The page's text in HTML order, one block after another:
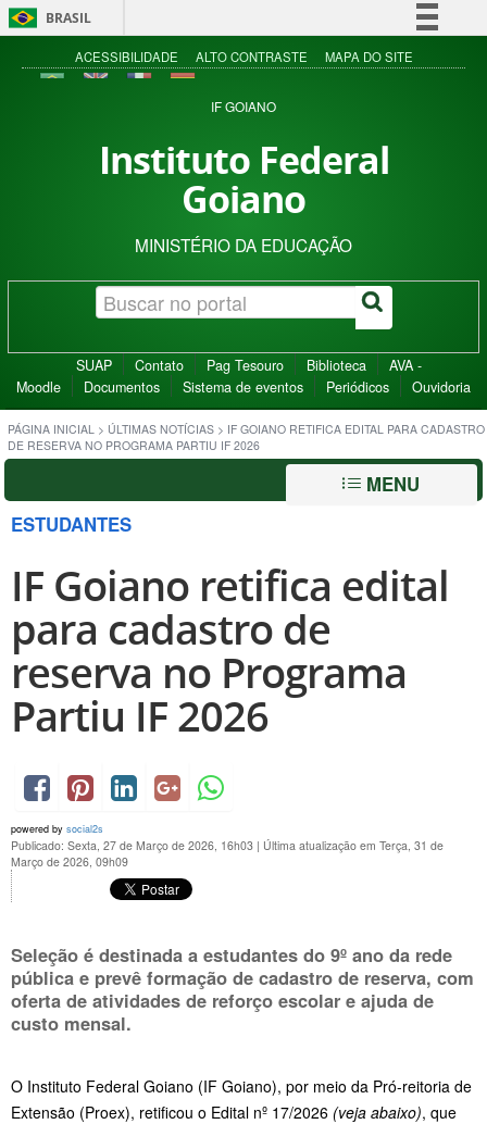
BRASIL
Simplifique!
Acesso à informação
ACESSIBILIDADE ALTO CONTRASTE MAPA DO SITE
IF GOIANO
Instituto Federal
Goiano
MINISTÉRIO DA EDUCAÇÃO
SUAP Contato Pag Tesouro Biblioteca
AVA -
Moodle
Documentos Sistema de eventos Periódicos Ouvidoria
PÁGINA INICIAL > ÚLTIMAS NOTÍCIAS > IF GOIANO RETIFICA EDITAL PARA CADASTRO
DE RESERVA NO PROGRAMA PARTIU IF 2026
MENU
ESTUDANTES
IF Goiano retifica edital
para cadastro de
reserva no Programa
Partiu IF 2026
powered by social2s
Publicado: Sexta, 27 de Março de 2026, 16h03 | Última atualização em Terça, 31 de
Março de 2026, 09h09
Seleção é destinada a estudantes do 9º ano da rede
pública e prevê formação de cadastro de reserva, com
oferta de atividades de reforço escolar e ajuda de
custo mensal.
O Instituto Federal Goiano (IF Goiano), por meio da Pró-reitoria de
Extensão (Proex), retificou o Edital nº 17/2026 (veja abaixo), que